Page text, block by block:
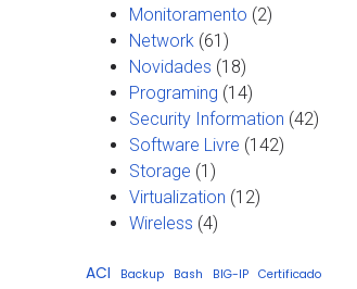
Monitoramento (2)
Network (61)
Novidades (18)
Programing (14)
Security Information (42)
Software Livre (142)
Storage (1)
Virtualization (12)
Wireless (4)
ACI Backup Bash BIG-IP Certificado